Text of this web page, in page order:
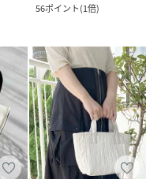
56ポイント(1倍)